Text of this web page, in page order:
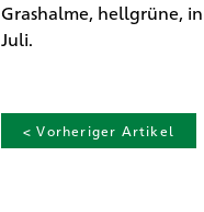
Grashalme, hellgrüne,
Juli.
< Vorheriger Artikel